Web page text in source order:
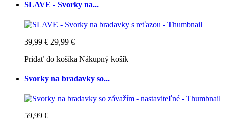
SLAVE - Svorky na...
39,99 € 29,99 €
Pridať do košíka Nákupný košík
Svorky na bradavky so...
59,99 €